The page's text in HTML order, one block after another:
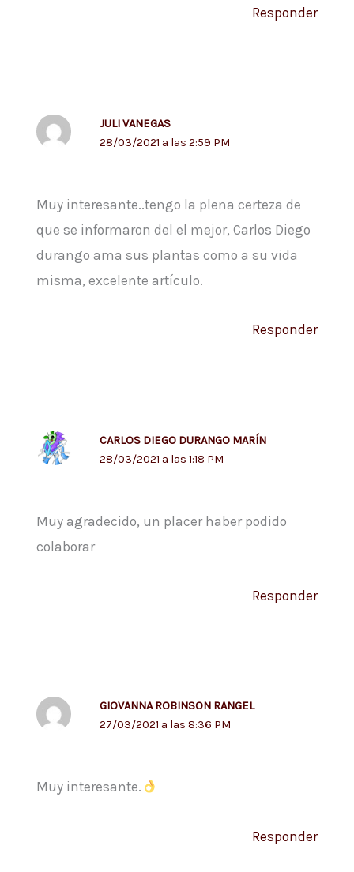
Responder
JULI VANEGAS
28/03/2021 a las 2:59 PM
Muy interesante..tengo la plena certeza de
que se informaron del el mejor, Carlos Diego
durango ama sus plantas como a su vida
misma, excelente artículo.
Responder
CARLOS DIEGO DURANGO MARÍN
28/03/2021 a las 1:18 PM
Muy agradecido, un placer haber podido
colaborar
Responder
GIOVANNA ROBINSON RANGEL
27/03/2021 a las 8:36 PM
Muy interesante.
Responder